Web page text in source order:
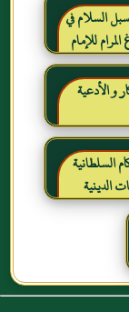
السلام في
للإمام
رحمه الله
و الأدعية
السلطانية
الدينية